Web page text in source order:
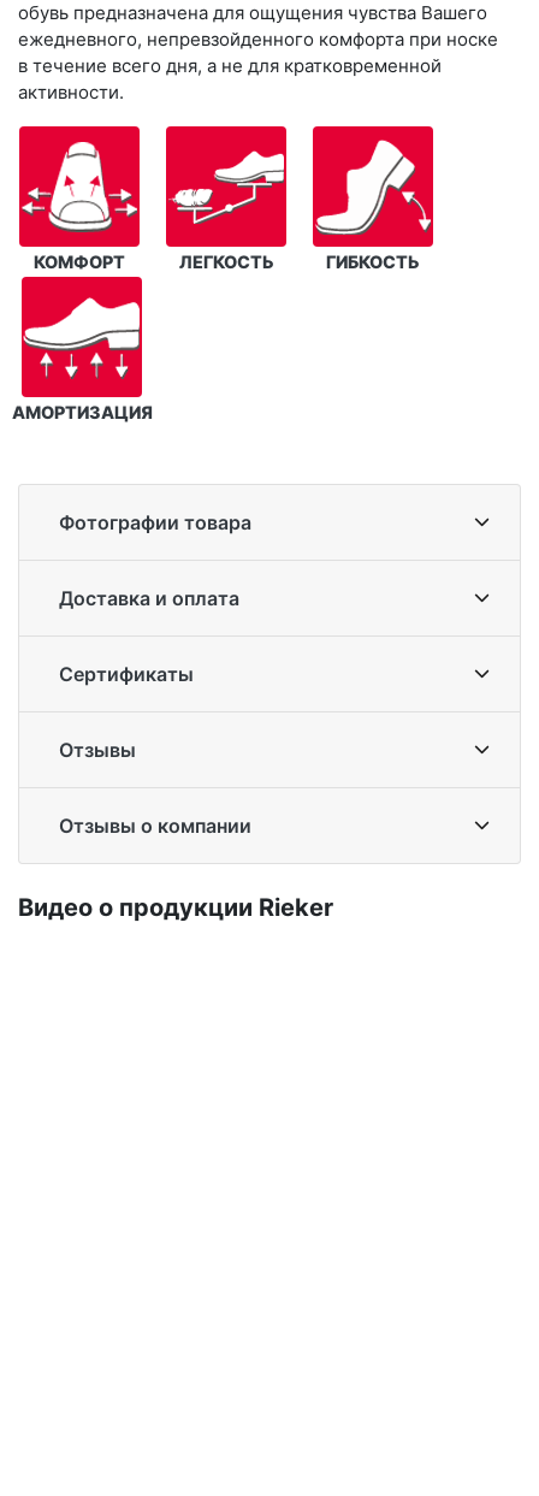
обувь предназначена для ощущения чувства Вашего
ежедневного, непревзойденного комфорта при носке
в течение всего дня, а не для кратковременной
активности.
КОМФОРТ ЛЕГКОСТЬ ГИБКОСТЬ
АМОРТИЗАЦИЯ
Фотографии товара
Доставка и оплата
Сертификаты
Отзывы
Отзывы о компании
Ви­део о про­дук­ции Ri­eker